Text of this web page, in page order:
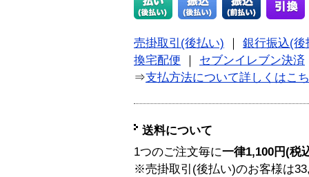
売掛取引(後払い)
銀行振込(後
換宅配便
セブンイレブン決済
⇒支払方法について詳しくはこ
送料について
1つのご注文毎に一律1,100円(税
※売掛取引(後払い)のお客様は